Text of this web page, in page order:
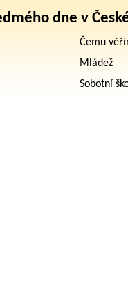
dne v
Čemu
Mládež
Sobotní